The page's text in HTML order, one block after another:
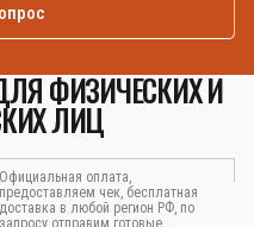
ФИЗИЧЕСКИХ И
ЛИЦ
Официальная оплата,
предоставляем чек, бесплатная
доставка в любой регион РФ, по
запросу отправим готовые